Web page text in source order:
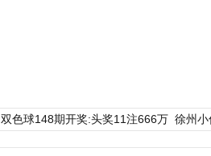
双色球148期开奖:头奖11注666万 徐州